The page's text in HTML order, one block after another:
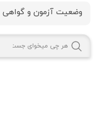
وضعیت آزمون و گواهی